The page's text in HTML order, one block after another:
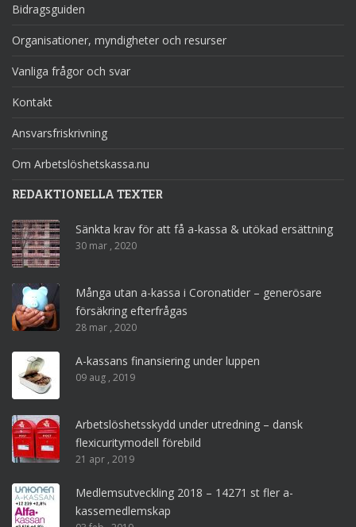
Bidragsguiden
Organisationer, myndigheter och resurser
Vanliga frågor och svar
Kontakt
Ansvarsfriskrivning
Om Arbetslöshetskassa.nu
REDAKTIONELLA TEXTER
Sänkta krav för att få a-kassa & utökad ersättning
30 mar , 2020
Många utan a-kassa i Coronatider – generösare
försäkring efterfrågas
28 mar , 2020
A-kassans finansiering under luppen
09 aug , 2019
Arbetslöshetsskydd under utredning – dansk
flexicuritymodell förebild
21 apr , 2019
Medlemsutveckling 2018 – 14271 st fler a-
kassemedlemskap